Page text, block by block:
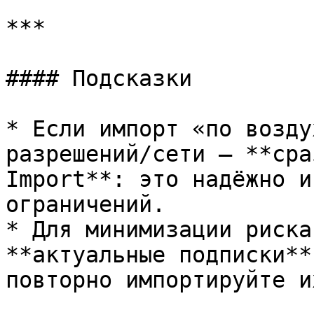
***
#### Подсказки
* Если импорт «по
разрешений/сети —
Import**: это надёжно и
ограничений.
* Для минимизации
**актуальные